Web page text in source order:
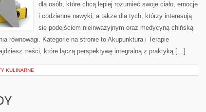
dla osób, które chcą lepiej rozumieć swoje ciało, emocje
i codzienne nawyki, a także dla tych, którzy interesują
się podejściem nieinwazyjnym oraz medycyną chińską
równowagi. Kategorie na stronie to Akupunktura i Terapie
treści, które łączą perspektywę integralną z praktyką […]
KULINARNE